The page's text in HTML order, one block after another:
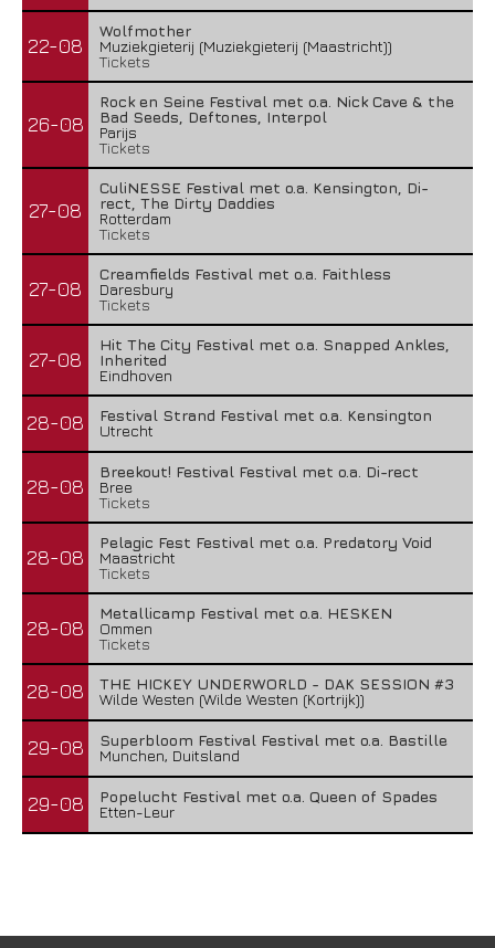
22-08
Wolfmother
Muziekgieterij (Muziekgieterij (Maastricht))
Tickets
26-08
Rock en Seine Festival met o.a. Nick Cave & the
Bad Seeds, Deftones, Interpol
Parijs
Tickets
27-08
CuliNESSE Festival met o.a. Kensington, Di-
rect, The Dirty Daddies
Rotterdam
Tickets
27-08
Creamfields Festival met o.a. Faithless
Daresbury
Tickets
27-08
Hit The City Festival met o.a. Snapped Ankles,
Inherited
Eindhoven
28-08
Festival Strand Festival met o.a. Kensington
Utrecht
28-08
Breekout! Festival Festival met o.a. Di-rect
Bree
Tickets
28-08
Pelagic Fest Festival met o.a. Predatory Void
Maastricht
Tickets
28-08
Metallicamp Festival met o.a. HESKEN
Ommen
Tickets
28-08
THE HICKEY UNDERWORLD - DAK SESSION #3
Wilde Westen (Wilde Westen (Kortrijk))
29-08
Superbloom Festival Festival met o.a. Bastille
Munchen, Duitsland
29-08
Popelucht Festival met o.a. Queen of Spades
Etten-Leur